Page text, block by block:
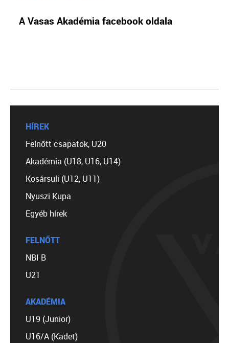
A Vasas Akadémia facebook oldala
HÍREK
Felnőtt csapatok, U20
Akadémia (U18, U16, U14)
Kosársuli (U12, U11)
Nyuszi Kupa
Egyéb hírek
FELNŐTT
NBI B
U21
AKADÉMIA
U19 (Junior)
U16/A (Kadet)